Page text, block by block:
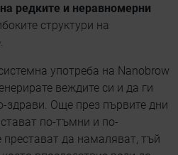
редките и неравномерни
структури на
употреба на Nanobrow
веждите си и да ги
здрави. Още през първите дни
по-тъмни и по-
да намаляват, тъй